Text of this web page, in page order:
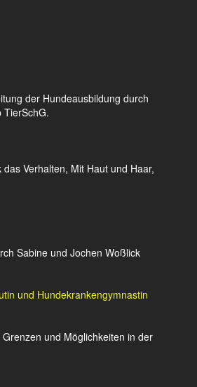
der Hundeausbildung durch
TierSchG.
Verhalten, Mit Haut und Haar,
Sabine und Jochen Woßlick
und Hundekrankengymnastin
und Möglichkeiten in der